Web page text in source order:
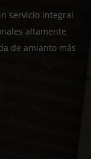
servicio integral
altamente
de amianto más